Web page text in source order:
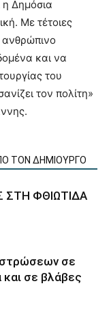
η Δημόσια
Με τέτοιες
ανθρώπινο
και να
του
τον πολίτη»
ΤΟΝ ΔΗΜΙΟΥΡΓΟ
ΣΤΗ ΦΘΙΩΤΙΔΑ
σε
σε βλάβες